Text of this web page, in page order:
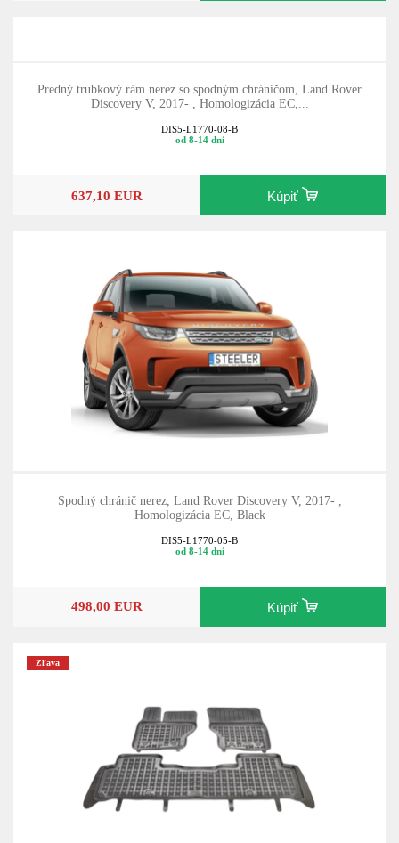
Predný trubkový rám nerez so spodným chráničom, Land Rover
Discovery V, 2017- , Homologizácia EC,...
DIS5-L1770-08-B
od 8-14 dní
637,10 EUR Kúpiť
Spodný chránič nerez, Land Rover Discovery V, 2017- ,
Homologizácia EC, Black
DIS5-L1770-05-B
od 8-14 dní
498,00 EUR Kúpiť
Zľava